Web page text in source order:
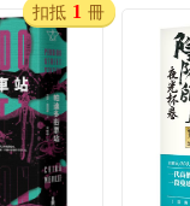
扣抵 1 冊